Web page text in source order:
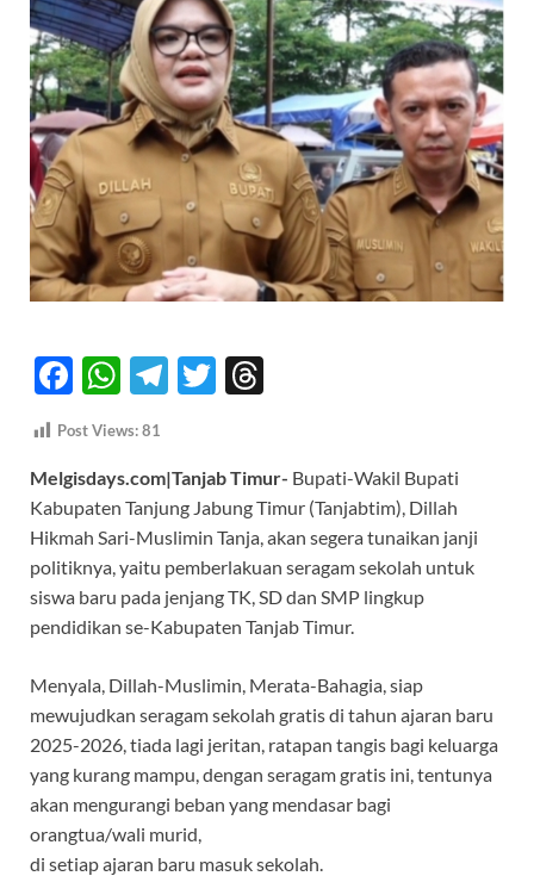
F
ac
e
b
o
o
k
W
at
s
A
p
p
T
gr
a
m
T
er a
ds
Post Views:81
Melgisdays.com|Tanjab Timur- Bupati-Wakil Bupati
Kabupaten Tanjung Jabung Timur (Tanjabtim), Dillah
Hikmah Sari-Muslimin Tanja, akan segera tunaikan janji
politiknya, yaitu pemberlakuan seragam sekolah untuk
siswa baru pada jenjang TK, SD dan SMP lingkup
pendidikan se-Kabupaten Tanjab Timur.
Menyala, Dillah-Muslimin, Merata-Bahagia, siap
mewujudkan seragam sekolah gratis di tahun ajaran baru
2025-2026, tiada lagi jeritan, ratapan tangis bagi keluarga
yang kurang mampu, dengan seragam gratis ini, tentunya
akan mengurangi beban yang mendasar bagi
orangtua/wali murid,
di setiap ajaran baru masuk sekolah.